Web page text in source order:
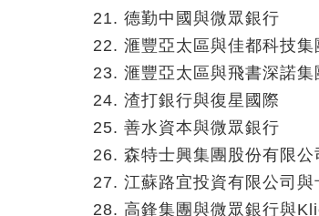
德勤中國與微眾銀行
滙豐亞太區與佳都科技集
滙豐亞太區與飛書深諾集
渣打銀行與復星國際
善水資本與微眾銀行
森特士興集團股份有限公
江蘇路宜投資有限公司與
高鋒集團與微眾銀行與